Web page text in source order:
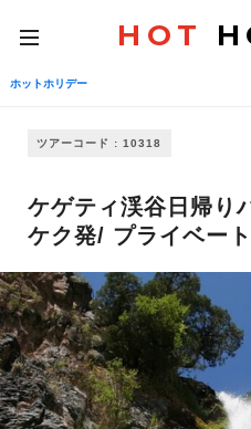
toggle
navigation
HOT
ホットホリデー
ツアーコード : 10318
ケゲティ渓谷日帰り
ケク発/ プライベー